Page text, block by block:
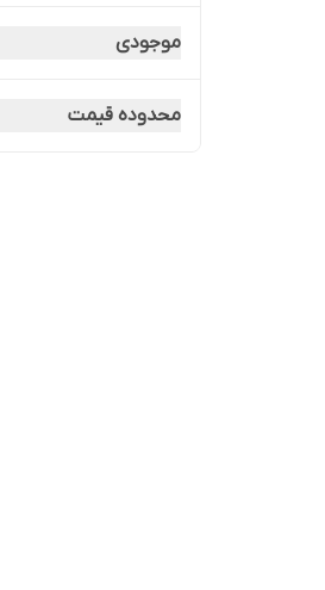
موجودی
محدوده قیمت